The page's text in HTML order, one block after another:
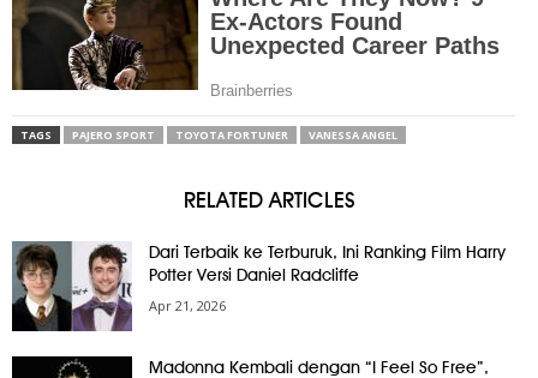
TAGS PAJERO SPORT TOYOTA FORTUNER VANESSA ANGEL
RELATED ARTICLES
Dari Terbaik ke Terburuk, Ini Ranking Film Harry
Potter Versi Daniel Radcliffe
Apr 21, 2026
Madonna Kembali dengan “I Feel So Free”,